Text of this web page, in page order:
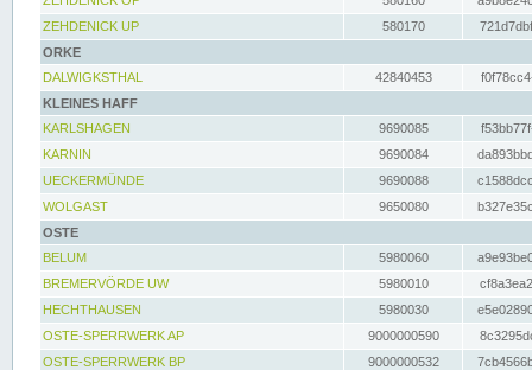
ZEHDENICK UP
580170
ORKE
DALWIGKSTHAL
42840453
KLEINES HAFF
KARLSHAGEN
9690085
KARNIN
9690084
UECKERMÜNDE
9690088
WOLGAST
9650080
OSTE
BELUM
5980060
BREMERVÖRDE UW
5980010
HECHTHAUSEN
5980030
OSTE-SPERRWERK AP
9000000590
OSTE-SPERRWERK BP
9000000532